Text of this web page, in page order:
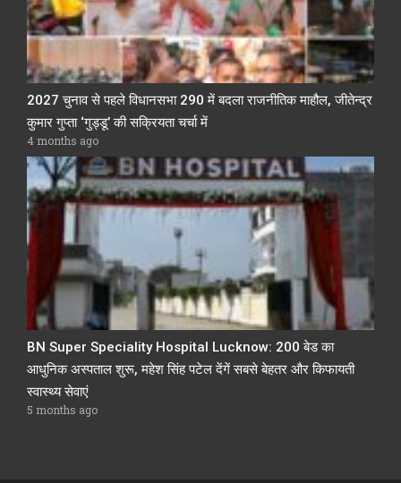
2027 चुनाव से पहले विधानसभा 290 में बदला राजनीतिक माहौल, जीतेन्द्र
कुमार गुप्ता ‘गुड्डू’ की सक्रियता चर्चा में
4 months ago
BN Super Speciality Hospital Lucknow: 200 बेड का
आधुनिक अस्पताल शुरू, महेश सिंह पटेल देंगें सबसे बेहतर और किफायती
स्वास्थ्य सेवाएं
5 months ago